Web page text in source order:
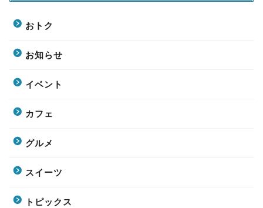
おトク
お知らせ
イベント
カフェ
グルメ
スイーツ
トピックス